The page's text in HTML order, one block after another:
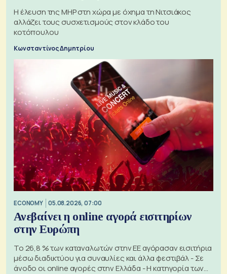
H έλευση της MHP στη χώρα με όχημα τη Νιτσιάκος
αλλάζει τους συσχετισμούς στον κλάδο του
κοτόπουλου
Κωνσταντίνος Δημητρίου
ECONOMY 05.08.2026, 07:00
Ανεβαίνει η online αγορά εισιτηρίων
στην Ευρώπη
Το 26,8 % των καταναλωτών στην ΕΕ αγόρασαν εισιτήρια
μέσω διαδικτύου για συναυλίες και άλλα φεστιβάλ - Σε
άνοδο οι online αγορές στην Ελλάδα - Η κατηγορία των